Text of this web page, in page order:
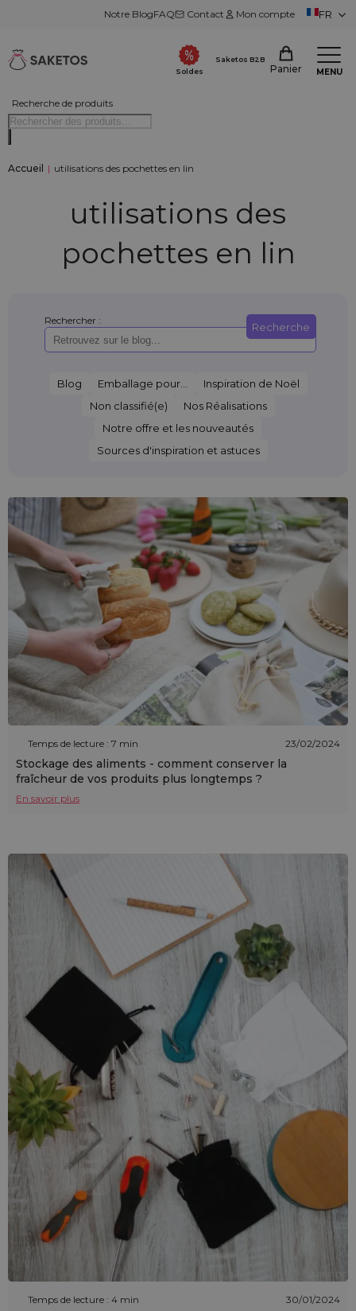
Notre BlogFAQ Contact Mon compte FR
Recherche de produits
Soldes
Saketos B2B
Panier MENU
Accueil | utilisations des pochettes en lin
utilisations des
pochettes en lin
Rechercher : Recherche
Blog Emballage pour...
Inspiration de Noël
Non classifié(e)
Nos Réalisations
Notre offre et les nouveautés
Sources d'inspiration et astuces
Temps de lecture : 7 min 23/02/2024
Stockage des aliments - comment conserver la
fraîcheur de vos produits plus longtemps ?
En savoir plus
Temps de lecture : 4 min 30/01/2024